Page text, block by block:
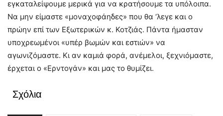
εγκαταλείψουμε μερικά για να κρατήσουμε τα υπόλοιπα.
Να μην είμαστε «μοναχοφάηδες» που θα ‘λεγε και ο
πρώην επί των Εξωτερικών κ. Κοτζιάς. Πάντα ήμασταν
υποχρεωμένοι «υπέρ βωμών και εστιών» να
αγωνιζόμαστε. Κι αν καμιά φορά, ανέμελοι, ξεχνιόμαστε,
έρχεται ο «Ερντογάν» και μας το θυμίζει.
Σχόλια